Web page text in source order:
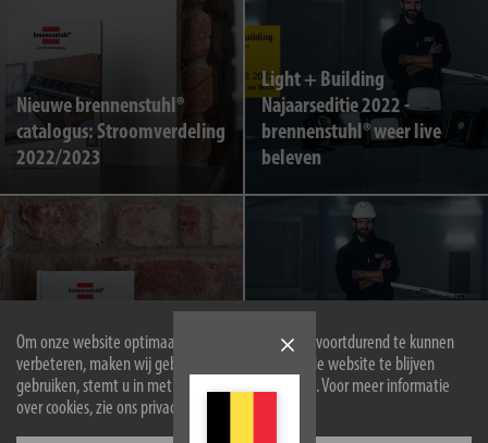
Om onze website optimaal voor u in te richten en voortdurend te kunnen
verbeteren, maken wij gebruik van cookies. Door de website te blijven
gebruiken, stemt u in met het gebruik van cookies. Voor meer informatie
over cookies, zie ons privacybeleid.
Nieuwe brennenstuhl®
catalogus: Stroomverdeling
2022/2023
Light + Building
Najaarseditie 2022 -
brennenstuhl® weer live
beleven
Ontdek het
verlichtingsassortiment in
de nieuwe catalogus
Nieuws in het
brennenstuhl® Multi